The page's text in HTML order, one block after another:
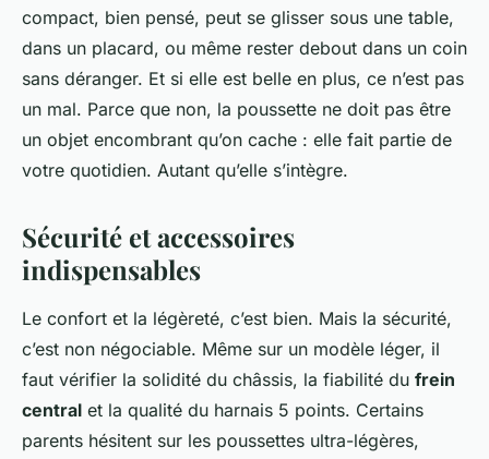
compact, bien pensé, peut se glisser sous une table,
dans un placard, ou même rester debout dans un coin
sans déranger. Et si elle est belle en plus, ce n’est pas
un mal. Parce que non, la poussette ne doit pas être
un objet encombrant qu’on cache : elle fait partie de
votre quotidien. Autant qu’elle s’intègre.
Sécurité et accessoires
indispensables
Le confort et la légèreté, c’est bien. Mais la sécurité,
c’est non négociable. Même sur un modèle léger, il
faut vérifier la solidité du châssis, la fiabilité du frein
central et la qualité du harnais 5 points. Certains
parents hésitent sur les poussettes ultra-légères,